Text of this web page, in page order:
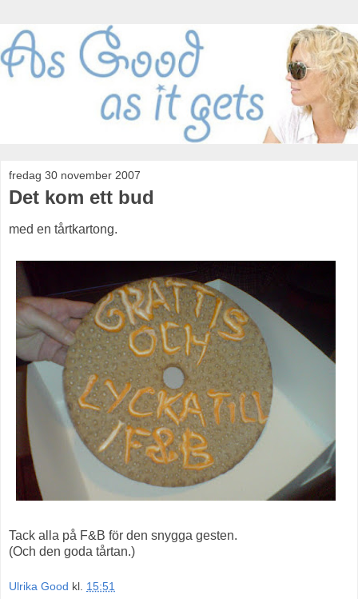
fredag 30 november 2007
Det kom ett bud
med en tårtkartong.
Tack alla på F&B för den snygga gesten.
(Och den goda tårtan.)
Ulrika Good kl. 15:51